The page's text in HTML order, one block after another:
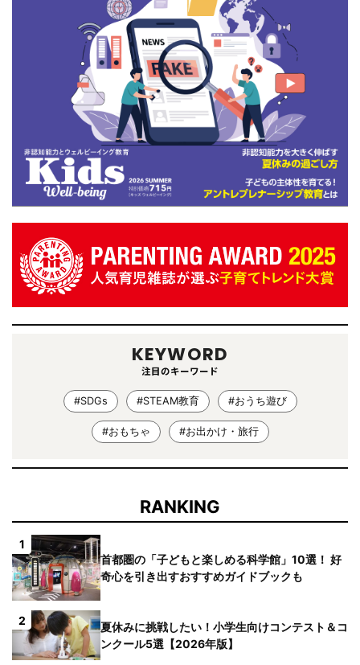
KEYWORD
注目のキーワード
#SDGs #STEAM教育 #おうち遊び
#おもちゃ #お出かけ・旅行
RANKING
1
首都圏の「子どもと楽しめる科学館」10選！ 好
奇心を引き出すおすすめガイドブックも
2
夏休みに挑戦したい！小学生向けコンテスト＆コ
ンクール5選【2026年版】